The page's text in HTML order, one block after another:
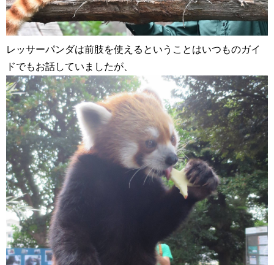
レッサーパンダは前肢を使えるということはいつものガイ
ドでもお話していましたが、